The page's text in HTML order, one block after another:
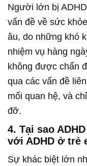
Người lớn bị
vấn đề về sức
âu, do những khó
nhiệm vụ hàng
không được chẩn
qua các vấn đề
mối quan hệ, và
đỡ.
4. Tại sao
với ADHD ở trẻ
Sự khác biệt lớn